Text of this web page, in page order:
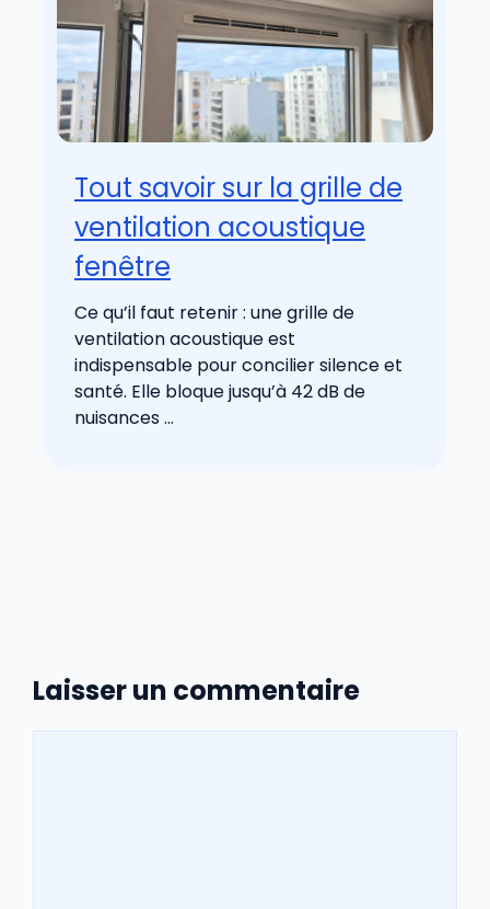
Tout savoir sur la grille de
ventilation acoustique
fenêtre
Ce qu’il faut retenir : une grille de
ventilation acoustique est
indispensable pour concilier silence et
santé. Elle bloque jusqu’à 42 dB de
nuisances ...
Laisser un commentaire